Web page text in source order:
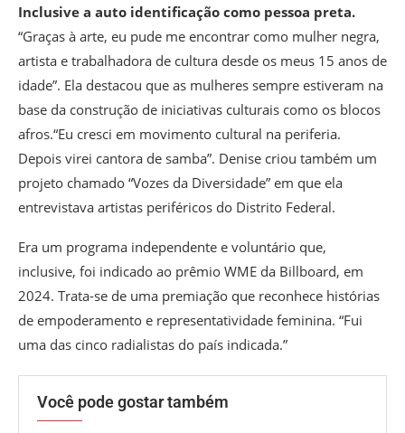
Inclusive a auto identificação como pessoa preta.
“Graças à arte, eu pude me encontrar como mulher negra,
artista e trabalhadora de cultura desde os meus 15 anos de
idade”. Ela destacou que as mulheres sempre estiveram na
base da construção de iniciativas culturais como os blocos
afros.“Eu cresci em movimento cultural na periferia.
Depois virei cantora de samba”. Denise criou também um
projeto chamado “Vozes da Diversidade” em que ela
entrevistava artistas periféricos do Distrito Federal.
Era um programa independente e voluntário que,
inclusive, foi indicado ao prêmio WME da Billboard, em
2024. Trata-se de uma premiação que reconhece histórias
de empoderamento e representatividade feminina. “Fui
uma das cinco radialistas do país indicada.”
Você pode gostar também